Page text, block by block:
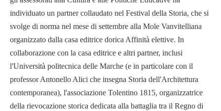
individuato un partner collaudato nel Festival della Storia, che si
svolge di norma nel mese di settembre alla Mole Vanvitelliana
organizzato dalla casa editrice dorica Affinità elettive. In
collaborazione con la casa editrice e altri partner, inclusi
l'Università politecnica delle Marche (e in particolare con il
professor Antonello Alici che insegna Storia dell'Architettura
contemporanea), l'associazione Tolentino 1815, organizzatrice
della rievocazione storica dedicata alla battaglia tra il Regno di